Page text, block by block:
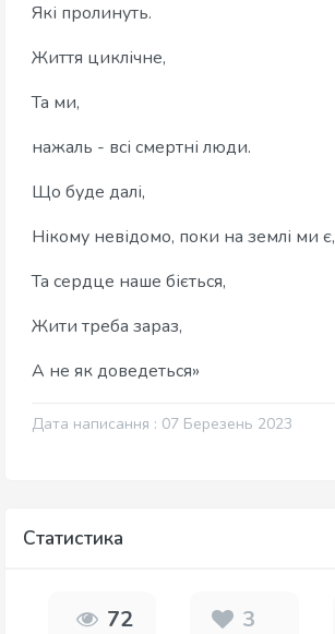
Які пролинуть.
Життя циклічне,
Та ми,
нажаль - всі смертні люди.
Що буде далі,
Нікому невідомо, поки на землі ми є,
Та сердце наше біється,
Жити треба зараз,
А не як доведеться»
Дата написання : 07 Березень 2023
Статистика
72 3